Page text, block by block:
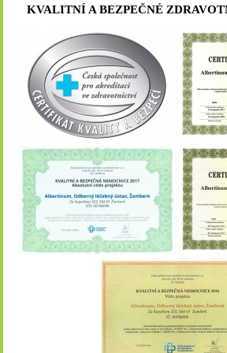
KVALITNÍ A BEZPEČNÉ